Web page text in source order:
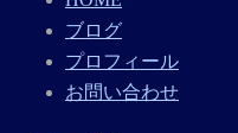
ブログ
プロフィール
お問い合わせ